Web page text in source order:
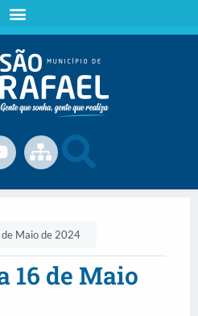
Maio de 2024
16 de Maio